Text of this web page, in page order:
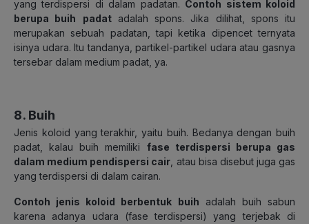
yang terdispersi di dalam padatan. Contoh sistem koloid
berupa buih
padatadalah spons. Jika dilihat, spons itu
merupakan sebuah padatan, tapi ketika dipencet ternyata
isinya udara. Itu tandanya, partikel-partikel udara atau gasnya
tersebar dalam medium padat, ya.
8. Buih
Jenis koloid yang terakhir, yaitu buih. Bedanya dengan buih
padat, kalau buih memiliki fase terdispersi berupa gas
dalam medium pendispersi cair , atau bisa disebut juga gas
yang terdispersi di dalam cairan.
Contoh jenis koloid berbentuk buih adalah buih sabun
karena adanya udara (fase terdispersi) yang terjebak di